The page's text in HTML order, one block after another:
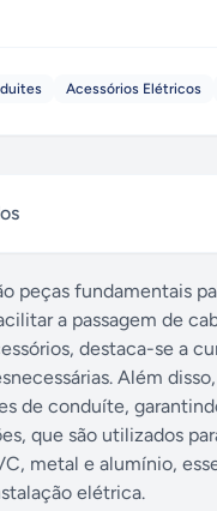
Acessórios Elétricos
peças fundamentais
a passagem de
destaca-se a
Além
de conduíte,
que são utilizados
metal e alumínio,
elétrica.